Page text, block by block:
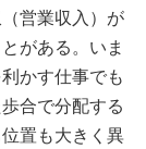
営業収入）が
がある。いま
かす仕事でも
合で分配する
置も大きく異